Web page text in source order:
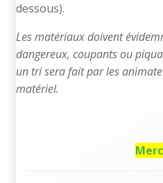
dessous).
Les matériaux doivent
dangereux, coupants ou
un tri sera fait par les
matériel.